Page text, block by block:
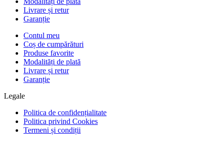
Livrare și retur
Garanție
Contul meu
Coș de cumpărături
Produse favorite
Modalități de plată
Livrare și retur
Garanție
Legale
Politica de confidențialitate
Politica privind Cookies
Termeni și condiții